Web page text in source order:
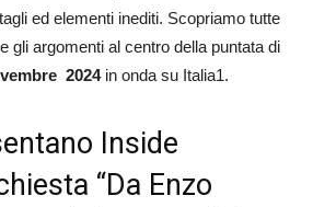
ed elementi inediti. Scopriamo tutte
gli argomenti al centro della puntata di
2024in onda su Italia1.
Inside
“Da Enzo